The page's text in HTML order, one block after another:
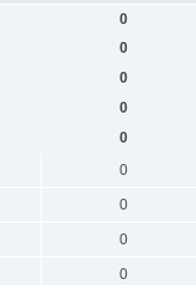
0
0
0
0
0
0
0
0
0